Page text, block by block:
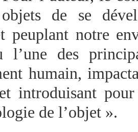
de se
peuplant notre
l’une des
humain,
introduisant
de l’objet ».